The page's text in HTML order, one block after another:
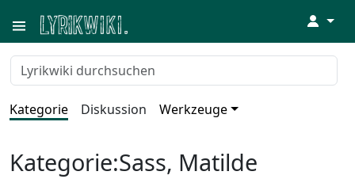
↓
Kategorie Diskussion Werkzeuge
Kategorie:Sass, Matilde